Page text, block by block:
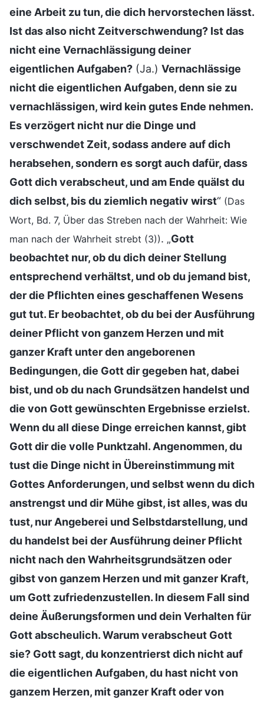
eine Arbeit zu tun, die dich hervorstechen lässt.
Ist das also nicht Zeitverschwendung? Ist das
nicht eine Vernachlässigung deiner
eigentlichen Aufgaben? (Ja.) Vernachlässige
nicht die eigentlichen Aufgaben, denn sie zu
vernachlässigen, wird kein gutes Ende nehmen.
Es verzögert nicht nur die Dinge und
verschwendet Zeit, sodass andere auf dich
herabsehen, sondern es sorgt auch dafür, dass
Gott dich verabscheut, und am Ende quälst du
dich selbst, bis du ziemlich negativ wirst“ (Das
Wort, Bd. 7, Über das Streben nach der Wahrheit: Wie
man nach der Wahrheit strebt (3)). „Gott
beobachtet nur, ob du dich deiner Stellung
entsprechend verhältst, und ob du jemand bist,
der die Pflichten eines geschaffenen Wesens
gut tut. Er beobachtet, ob du bei der Ausführung
deiner Pflicht von ganzem Herzen und mit
ganzer Kraft unter den angeborenen
Bedingungen, die Gott dir gegeben hat, dabei
bist, und ob du nach Grundsätzen handelst und
die von Gott gewünschten Ergebnisse erzielst.
Wenn du all diese Dinge erreichen kannst, gibt
Gott dir die volle Punktzahl. Angenommen, du
tust die Dinge nicht in Übereinstimmung mit
Gottes Anforderungen, und selbst wenn du dich
anstrengst und dir Mühe gibst, ist alles, was du
tust, nur Angeberei und Selbstdarstellung, und
du handelst bei der Ausführung deiner Pflicht
nicht nach den Wahrheitsgrundsätzen oder
gibst von ganzem Herzen und mit ganzer Kraft,
um Gott zufriedenzustellen. In diesem Fall sind
deine Äußerungsformen und dein Verhalten für
Gott abscheulich. Warum verabscheut Gott
sie? Gott sagt, du konzentrierst dich nicht auf
die eigentlichen Aufgaben, du hast nicht von
ganzem Herzen, mit ganzer Kraft oder von